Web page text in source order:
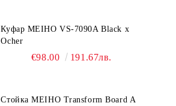
Куфар MEIHO VS-7090A Black x
Ocher
€98.00 191.67лв.
Стойка MEIHO Transform Board A